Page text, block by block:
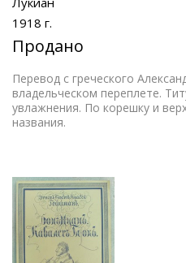
1918 г.
Продано
Перевод с греческого
владельческом переплете.
увлажнения. По корешку и
названия.